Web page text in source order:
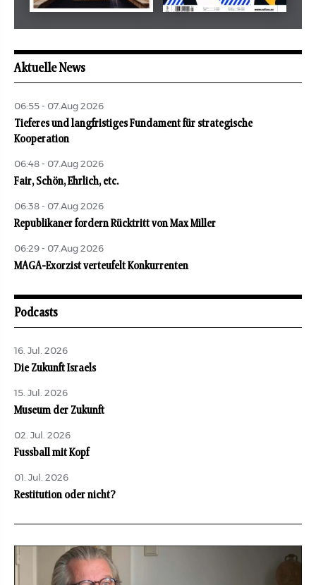
revue juive aufbau
Aktuelle News
06:55 - 07.Aug 2026
Tieferes und langfristiges Fundament für strategische
Kooperation
06:48 - 07.Aug 2026
Fair, Schön, Ehrlich, etc.
06:38 - 07.Aug 2026
Republikaner fordern Rücktritt von Max Miller
06:29 - 07.Aug 2026
MAGA-Exorzist verteufelt Konkurrenten
Podcasts
16. Jul. 2026
Die Zukunft Israels
15. Jul. 2026
Museum der Zukunft
02. Jul. 2026
Fussball mit Kopf
01. Jul. 2026
Restitution oder nicht?